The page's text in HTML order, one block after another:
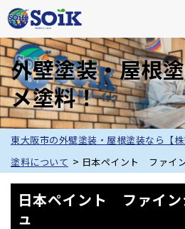
Skip
to
main
content
外壁塗装・屋根
メ塗料！
東大阪市の外壁塗装・屋根塗装なら【株
塗料について > 日本ペイント ファイ
日本ペイント ファイン
ュ